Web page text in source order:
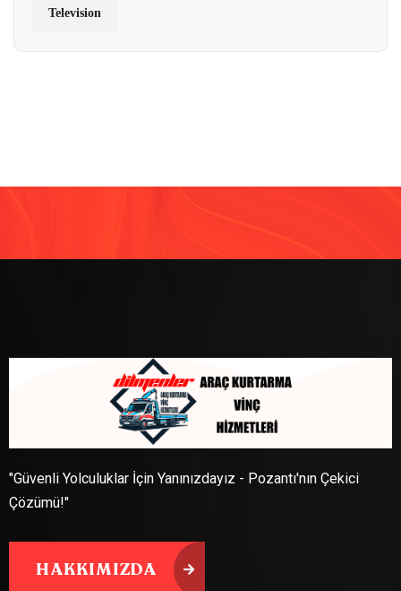
Television
"Güvenli Yolculuklar İçin Yanınızdayız - Pozantı'nın Çekici
Çözümü!"
HAKKIMIZDA